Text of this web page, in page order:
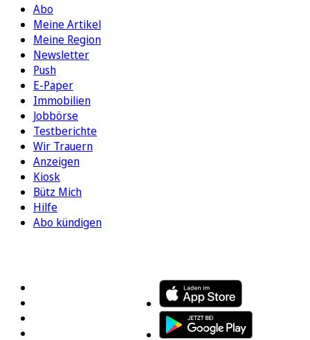
Abo
Meine Artikel
Meine Region
Newsletter
Push
E-Paper
Immobilien
Jobbörse
Testberichte
Wir Trauern
Anzeigen
Kiosk
Bütz Mich
Hilfe
Abo kündigen